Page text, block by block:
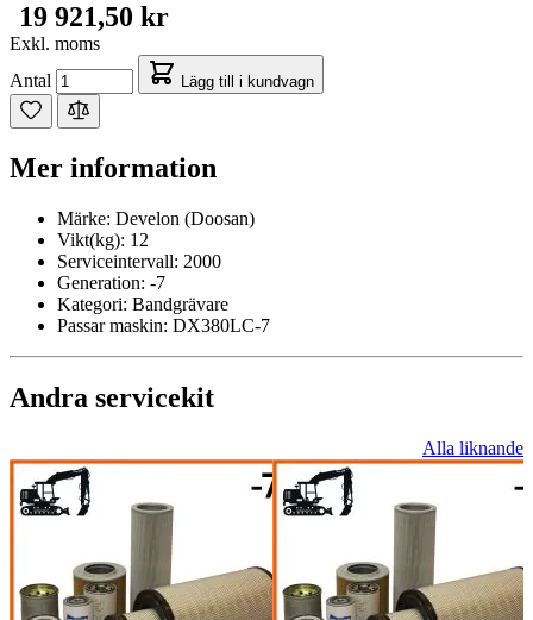
19 921,50 kr
Exkl. moms
Antal
Lägg till i kundvagn
Mer information
Märke: Develon (Doosan)
Vikt(kg): 12
Serviceintervall: 2000
Generation: -7
Kategori: Bandgrävare
Passar maskin: DX380LC-7
Andra servicekit
Alla liknande